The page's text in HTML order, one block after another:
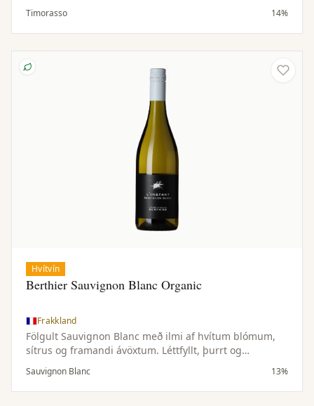
hæðóttu örloftslagi. Lítil uppskera gefur þéttan og
vandaðan ávöxt.
Timorasso 14%
Hvítvín
Berthier Sauvignon Blanc Organic
Frakkland
Fölgult Sauvignon Blanc með ilmi af hvítum blómum,
sítrus og framandi ávöxtum. Léttfyllt, þurrt og
hressandi.
Sauvignon Blanc 13%